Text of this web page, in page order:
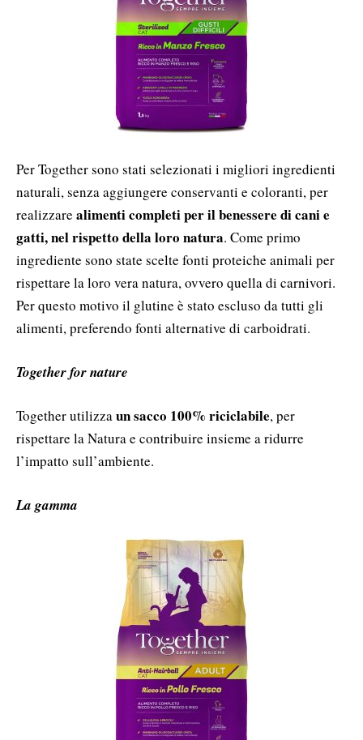
Per Together sono stati selezionati i migliori ingredienti
naturali, senza aggiungere conservanti e coloranti, per
realizzare alimenti completi per il benessere di cani e
gatti, nel rispetto della loro natura. Come primo
ingrediente sono state scelte fonti proteiche animali per
rispettare la loro vera natura, ovvero quella di carnivori.
Per questo motivo il glutine è stato escluso da tutti gli
alimenti, preferendo fonti alternative di carboidrati.
Together for nature
Together utilizzaun sacco 100% riciclabile, per
rispettare la Natura e contribuire insieme a ridurre
l’impatto sull’ambiente.
La gamma